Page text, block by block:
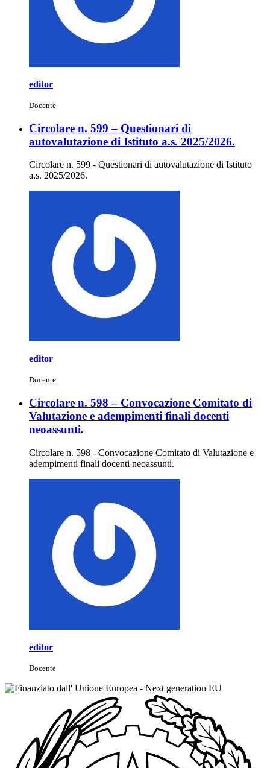
editor
Docente
Circolare n. 599 – Questionari di
autovalutazione di Istituto a.s. 2025/2026.
Circolare n. 599 - Questionari di autovalutazione di Istituto
a.s. 2025/2026.
editor
Docente
Circolare n. 598 – Convocazione Comitato di
Valutazione e adempimenti finali docenti
neoassunti.
Circolare n. 598 - Convocazione Comitato di Valutazione e
adempimenti finali docenti neoassunti.
editor
Docente